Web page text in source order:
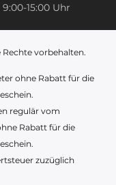
15:00 Uhr
Rechte vorbehalten.
ohne Rabatt für die
regulär vom
Rabatt für die
zuzüglich